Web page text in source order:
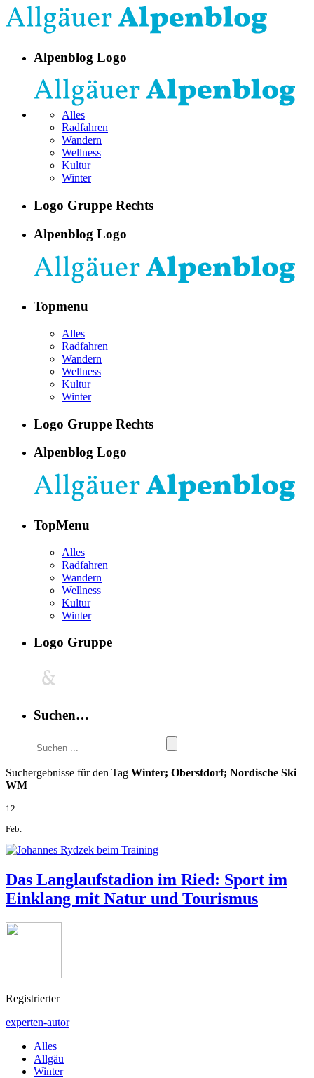
Alpenblog Logo
Alles
Radfahren
Wandern
Wellness
Kultur
Winter
Logo Gruppe Rechts
Alpenblog Logo
Topmenu
Alles
Radfahren
Wandern
Wellness
Kultur
Winter
Logo Gruppe Rechts
Alpenblog Logo
TopMenu
Alles
Radfahren
Wandern
Wellness
Kultur
Winter
Logo Gruppe
Suchen…
Suchergebnisse für den Tag Winter; Oberstdorf; Nordische Ski
WM
12.
Feb.
Das Langlaufstadion im Ried: Sport im
Einklang mit Natur und Tourismus
Registrierter
experten-autor
Alles
Allgäu
Winter